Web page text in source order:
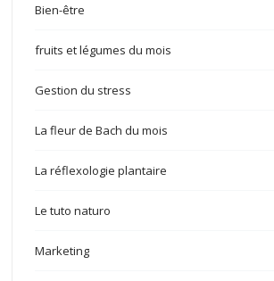
Bien-être
fruits et légumes du mois
Gestion du stress
La fleur de Bach du mois
La réflexologie plantaire
Le tuto naturo
Marketing